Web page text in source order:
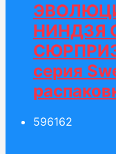
НИНДЗЯ
серия
596162